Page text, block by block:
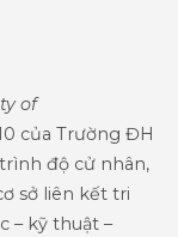
of
của Trường ĐH
độ cử nhân,
sở liên kết tri
– kỹ thuật –